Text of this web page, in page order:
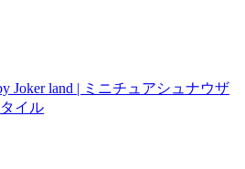
Joker land | ミニチュアシュナウザ
イル